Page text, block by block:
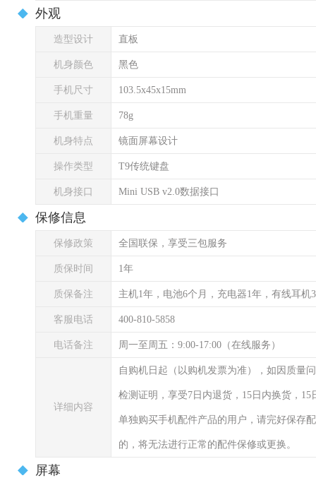
外观
造型设计 直板
机身颜色 黑色
手机尺寸 103.5x45x15mm
手机重量 78g
机身特点 镜面屏幕设计
操作类型 T9传统键盘
机身接口 Mini USB v2.0数据接口
保修信息
保修政策 全国联保，享受三包服务
质保时间 1年
质保备注 主机1年，电池6个月，充电器1年，有线耳机
客服电话 400-810-5858
电话备注 周一至周五：9:00-17:00（在线服务）
详细内容
自购机日起（以购机发票为准），如因质量
检测证明，享受7日内退货，15日内换货，
单独购买手机配件产品的用户，请完好保存
的，将无法进行正常的配件保修或更换。
屏幕